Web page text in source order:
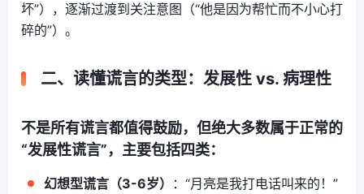
坏”），逐渐过渡到关注意图（“他是因为帮忙而不小心打
碎的”）。
二、读懂谎言的类型：发展性 vs. 病理性
不是所有谎言都值得鼓励，但绝大多数属于正常的
“发展性谎言”，主要包括四类：
幻想型谎言（3-6岁）
：“月亮是我打电话叫来的！”